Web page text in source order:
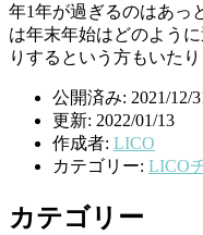
年1年が過ぎるのはあっ
は年末年始はどのよう
りするという方もいた
公開済み: 2021/12/
更新: 2022/01/13
作成者: LICO
カテゴリー: LICO
カテゴリー